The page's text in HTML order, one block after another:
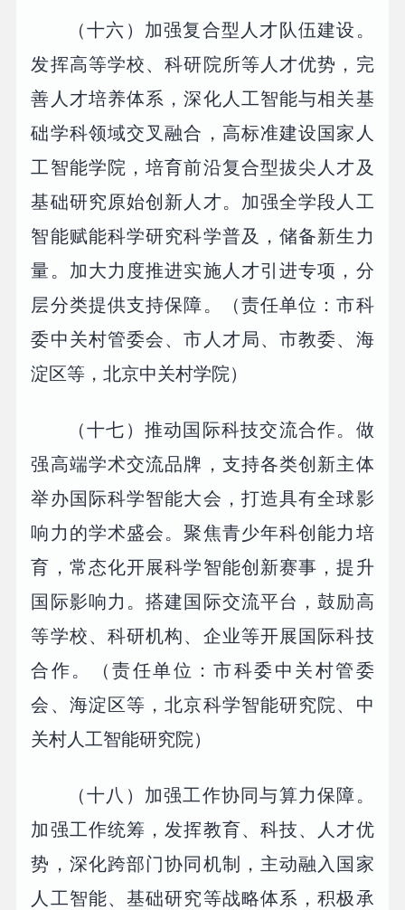
（十六）加强复合型人才队伍建设。
发挥高等学校、科研院所等人才优势，完
善人才培养体系，深化人工智能与相关基
础学科领域交叉融合，高标准建设国家人
工智能学院，培育前沿复合型拔尖人才及
基础研究原始创新人才。加强全学段人工
智能赋能科学研究科学普及，储备新生力
量。加大力度推进实施人才引进专项，分
层分类提供支持保障。（责任单位：市科
委中关村管委会、市人才局、市教委、海
淀区等，北京中关村学院）
（十七）推动国际科技交流合作。做
强高端学术交流品牌，支持各类创新主体
举办国际科学智能大会，打造具有全球影
响力的学术盛会。聚焦青少年科创能力培
育，常态化开展科学智能创新赛事，提升
国际影响力。搭建国际交流平台，鼓励高
等学校、科研机构、企业等开展国际科技
合作。（责任单位：市科委中关村管委
会、海淀区等，北京科学智能研究院、中
关村人工智能研究院）
（十八）加强工作协同与算力保障。
加强工作统筹，发挥教育、科技、人才优
势，深化跨部门协同机制，主动融入国家
人工智能、基础研究等战略体系，积极承